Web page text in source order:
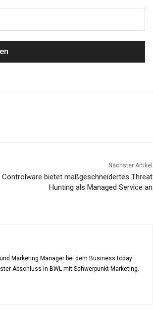
Nächster Artikel
Controlware bietet maßgeschneidertes Threat
Hunting als Managed Service an
Marketing Manager bei dem Business.today
Abschluss in BWL mit Schwerpunkt Marketing.